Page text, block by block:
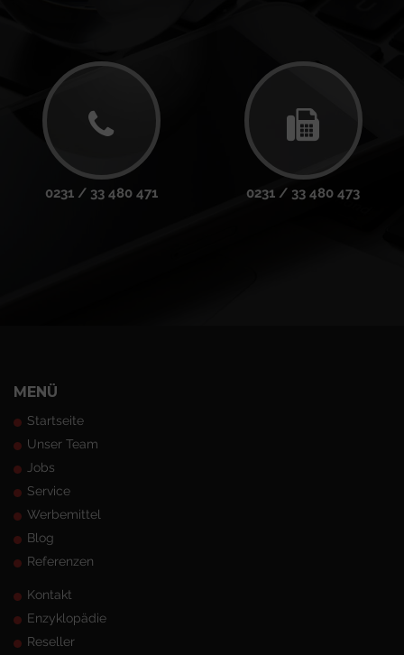
0231 / 33 480 471 0231 / 33 480 473
MENÜ
Startseite
Unser Team
Jobs
Service
Werbemittel
Blog
Referenzen
Kontakt
Enzyklopädie
Reseller